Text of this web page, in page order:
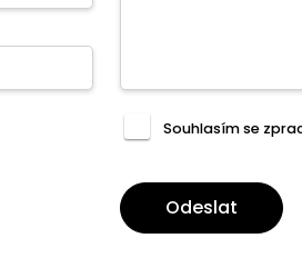
Souhlasím se
Odeslat